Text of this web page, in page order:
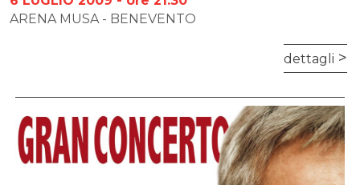
ARENA MUSA - BENEVENTO
dettagli